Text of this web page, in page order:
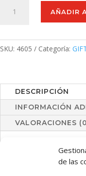
de las
Antiestrés
AÑADIR
SKU: 4605 Categoría:
DESCRIPCIÓN
INFORMACIÓN
VALORACIONES
Pelota antiestrés en
suave cuerpo con